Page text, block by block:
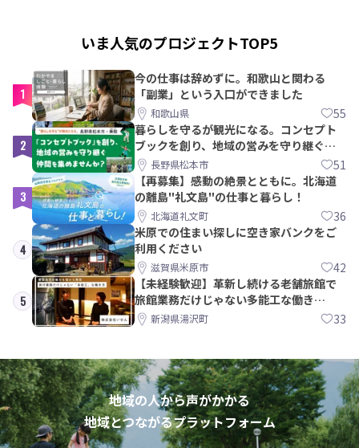
いま人気のプロジェクトTOP5
1
今の仕事は辞めずに。和歌山と関わる
「副業」という入口ができました
和歌山県 55
2
暮らしを守るが観光になる。コンセプト
ブックを創り、地域の営みを守り継ぐ仲
間を集めませんか？
長野県松本市 51
3
【再募集】感動の絶景とともに。北海道
の離島"礼文島"の仕事と暮らし！
北海道礼文町 36
4
米原での住まい探しに空き家バンクをご
利用ください
滋賀県米原市 42
5
【未経験歓迎】革新し続ける老舗旅館で
旅館業務だけじゃない多能工な働き
方。 株式会社いせん
新潟県湯沢町 33
地域の人から声がかかる
地域とつながるプラットフォーム